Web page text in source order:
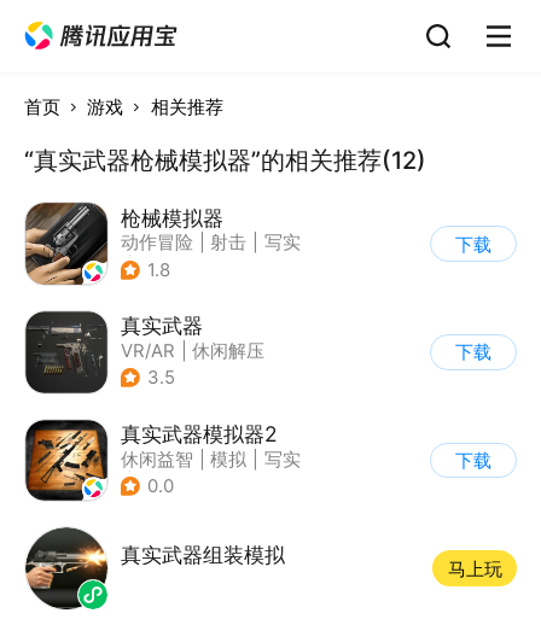
首页 游戏 相关推荐
“真实武器枪械模拟器”的相关推荐(12)
枪械模拟器
动作冒险 射击
写实
| 枪械模拟
1.8
下载
真实武器
VR/AR
休闲解压
3.5
下载
真实武器模拟器2
休闲益智 模拟
写实
| 单机
0.0
下载
真实武器组装模拟
马上玩